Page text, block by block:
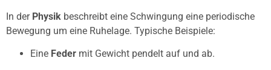
In der Physik beschreibt eine Schwingung eine periodische
Bewegung um eine Ruhelage. Typische Beispiele:
Eine Feder mit Gewicht pendelt auf und ab.